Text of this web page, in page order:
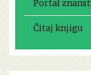
Portal
Čitaj knjigu